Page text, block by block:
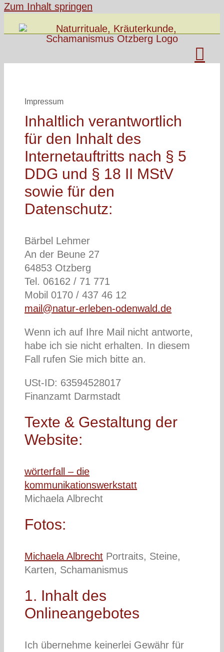
Zum Inhalt springen
Impressum
Inhaltlich verantwortlich
für den Inhalt des
Internetauftritts nach § 5
DDG und § 18 II MStV
sowie für den
Datenschutz:
Bärbel Lehmer
An der Beune 27
64853 Otzberg
Tel. 06162 / 71 771
Mobil 0170 / 437 46 12
mail@natur-erleben-odenwald.de
Wenn ich auf Ihre Mail nicht antworte,
habe ich sie nicht erhalten. In diesem
Fall rufen Sie mich bitte an.
USt-ID: 63594528017
Finanzamt Darmstadt
Texte & Gestaltung der
Website:
wörterfall – die
kommunikationswerkstatt
Michaela Albrecht
Fotos:
Michaela Albrecht Portraits, Steine,
Karten, Schamanismus
1. Inhalt des
Onlineangebotes
Ich übernehme keinerlei Gewähr für